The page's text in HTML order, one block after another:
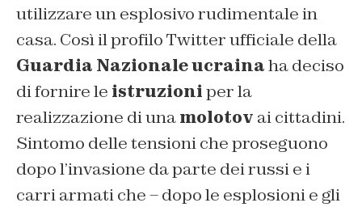
utilizzare un esplosivo rudimentale in
casa. Così il profilo Twitter ufficiale della
Guardia Nazionale ucrainaha deciso
di fornire le istruzioniper la
realizzazione di unamolotov ai cittadini.
Sintomo delle tensioni che proseguono
dopo l’invasione da parte dei russi e i
carri armati che – dopo le esplosioni e gli